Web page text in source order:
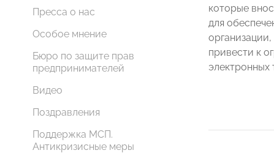
Пресса о нас
Особое мнение
Бюро по защите прав
предпринимателей
Видео
Поздравления
Поддержка МСП.
Антикризисные меры
которые
для
привести к
электронных